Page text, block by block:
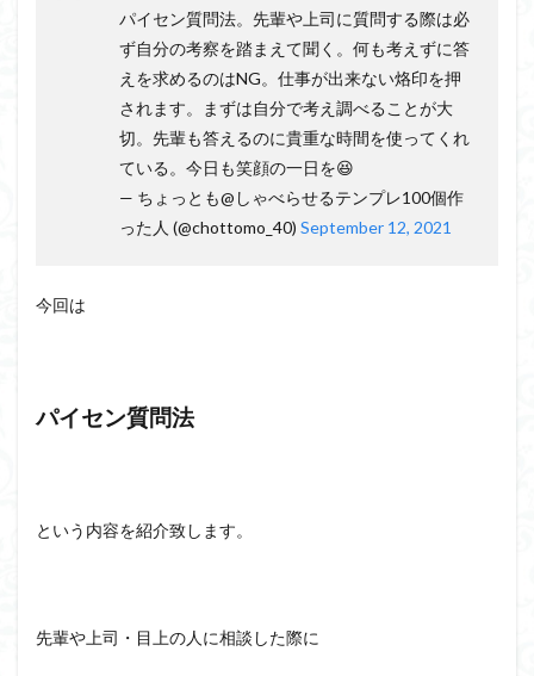
パイセン質問法。先輩や上司に質問する際は必
ず自分の考察を踏まえて聞く。何も考えずに答
えを求めるのはNG。仕事が出来ない烙印を押
されます。まずは自分で考え調べることが大
切。先輩も答えるのに貴重な時間を使ってくれ
ている。今日も笑顔の一日を😆
— ちょっとも@しゃべらせるテンプレ100個作
った人 (@chottomo_40) September 12, 2021
今回は
パイセン質問法
という内容を紹介致します。
先輩や上司・目上の人に相談した際に
会話の演出力
会話の本音話法
会話の悩み
会話の変換力
会話の割り切り力
プライベート
会話が続かない
会話 仕事
人見知り
予想外の返答
一方的
モチベーション
プロフィール 高める
検索